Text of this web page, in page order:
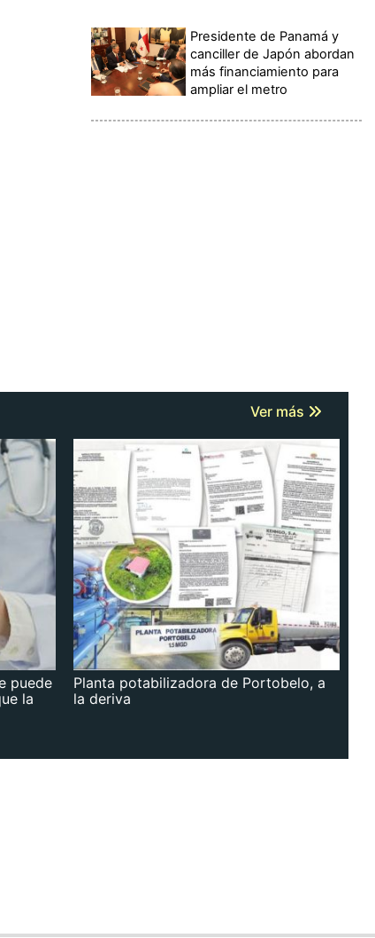
Presidente de Panamá y
canciller de Japón abordan
más financiamiento para
ampliar el metro
Ver más
puede
la
Planta potabilizadora de Portobelo, a
la deriva